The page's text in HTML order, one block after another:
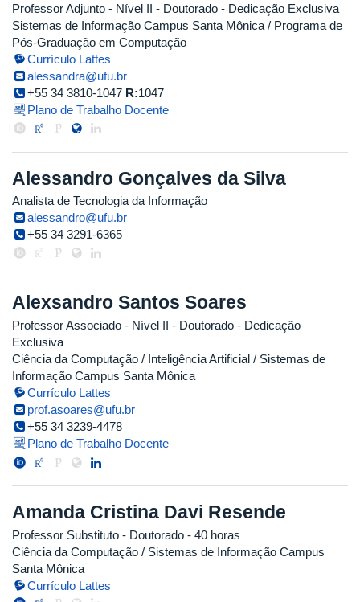
Professor Adjunto - Nível II - Doutorado - Dedicação Exclusiva
Sistemas de Informação Campus Santa Mônica / Programa de
Pós-Graduação em Computação
Currículo Lattes
alessandra@ufu.br
+55 34 3810-1047 R:1047
Plano de Trabalho Docente
Alessandro Gonçalves da Silva
Analista de Tecnologia da Informação
alessandro@ufu.br
+55 34 3291-6365
Alexsandro Santos Soares
Professor Associado - Nível II - Doutorado - Dedicação
Exclusiva
Ciência da Computação / Inteligência Artificial / Sistemas de
Informação Campus Santa Mônica
Currículo Lattes
prof.asoares@ufu.br
+55 34 3239-4478
Plano de Trabalho Docente
Amanda Cristina Davi Resende
Professor Substituto - Doutorado - 40 horas
Ciência da Computação / Sistemas de Informação Campus
Santa Mônica
Currículo Lattes